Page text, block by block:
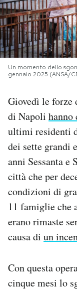
PODCAST
NEWSLETTER
I MIEI
SHOP
CALENDARIO
AREA
Area
Newsletter
Notifiche
Regala il Post
Un momento dello
gennaio 2025 (ANSA/
Giovedì le forze
di Napoli hanno
ultimi residenti
dei sette grandi
anni Sessanta e
città che per
condizioni di
11 famiglie che
erano rimaste
causa di un
Con questa
cinque mesi lo